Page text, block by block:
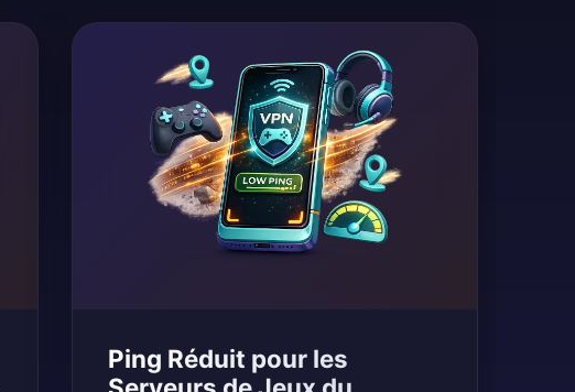
Ping Réduit pour les